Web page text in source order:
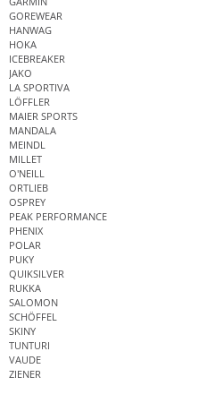
GOREWEAR
HANWAG
HOKA
ICEBREAKER
JAKO
LA SPORTIVA
LÖFFLER
MAIER SPORTS
MANDALA
MEINDL
MILLET
O'NEILL
ORTLIEB
OSPREY
PEAK PERFORMANCE
PHENIX
POLAR
PUKY
QUIKSILVER
RUKKA
SALOMON
SCHÖFFEL
SKINY
TUNTURI
VAUDE
ZIENER